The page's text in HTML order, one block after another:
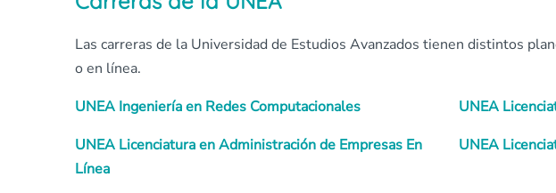
Las carreras de la Universidad de Estudios Avanzados tienen distintos
o en línea.
UNEA Ingeniería en Redes Computacionales
UNEA
UNEA Licenciatura en Administración de Empresas En
Línea
UNEA